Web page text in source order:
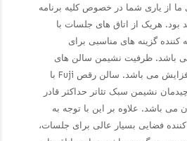
ما از یاری شما در خصوص کلیه برنامه
هریک از اتاق های جلسات با
گزینه های مناسبی برای
باشد. ظرفیت نشیمن سالن های
رقص تا 2000 نفر قابل افزایش می باشد. سالن رقص Fuji با
نشیمن سبک تئاتر حداکثر قادر
از 2000 مهمان می باشد. علاوه بر این با توجه به
فضایی بسیار عالی برای جلسات،